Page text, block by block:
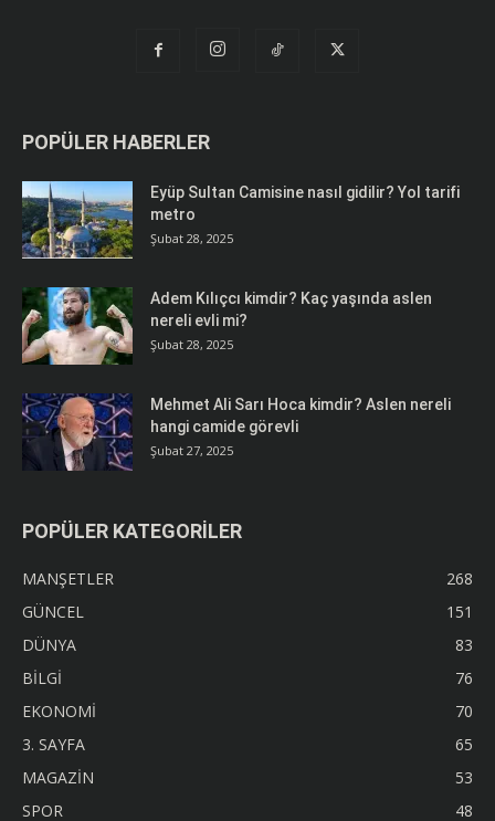
POPÜLER HABERLER
Eyüp Sultan Camisine nasıl gidilir? Yol tarifi
metro
Şubat 28, 2025
Adem Kılıçcı kimdir? Kaç yaşında aslen
nereli evli mi?
Şubat 28, 2025
Mehmet Ali Sarı Hoca kimdir? Aslen nereli
hangi camide görevli
Şubat 27, 2025
POPÜLER KATEGORİLER
MANŞETLER
268
GÜNCEL
151
DÜNYA
83
BİLGİ
76
EKONOMİ
70
3. SAYFA
65
MAGAZİN
53
SPOR
48